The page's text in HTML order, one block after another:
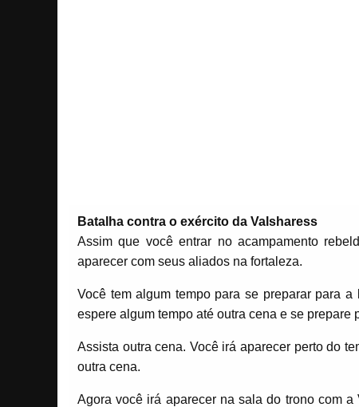
Batalha contra o exército da Valsharess
Assim que você entrar no acampamento
aparecer com seus aliados na fortaleza.
Você tem algum tempo para se preparar para
espere algum tempo até outra cena e se
Assista outra cena. Você irá aparecer perto do
outra cena.
Agora você irá aparecer na sala do trono com